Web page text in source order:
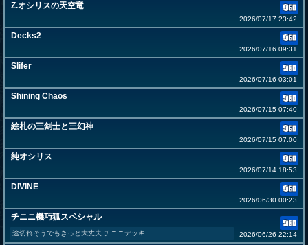
Z.オシリスの天空竜
2026/07/17 23:42
Decks2
2026/07/16 09:31
Slifer
2026/07/16 03:01
Shining Chaos
2026/07/15 07:40
絵札の三剣士と三幻神
2026/07/15 07:00
純オシリス
2026/07/14 18:53
DIVINE
2026/06/30 00:23
チニニ機巧狐スペシャル
途切れそうでもきっと大丈夫 チニニデッキ 2026/06/26 22:14